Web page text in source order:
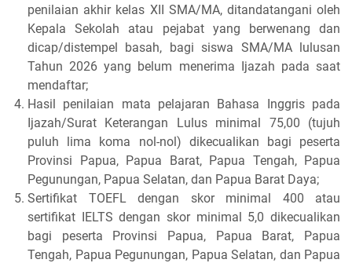
penilaian akhir kelas XII SMA/MA, ditandatangani oleh
Kepala Sekolah atau pejabat yang berwenang dan
dicap/distempel basah, bagi siswa SMA/MA lulusan
Tahun 2026 yang belum menerima Ijazah pada saat
mendaftar;
Hasil penilaian mata pelajaran Bahasa Inggris pada
Ijazah/Surat Keterangan Lulus minimal 75,00 (tujuh
puluh lima koma nol-nol) dikecualikan bagi peserta
Provinsi Papua, Papua Barat, Papua Tengah, Papua
Pegunungan, Papua Selatan, dan Papua Barat Daya;
Sertifikat TOEFL dengan skor minimal 400 atau
sertifikat IELTS dengan skor minimal 5,0 dikecualikan
bagi peserta Provinsi Papua, Papua Barat, Papua
Tengah, Papua Pegunungan, Papua Selatan, dan Papua